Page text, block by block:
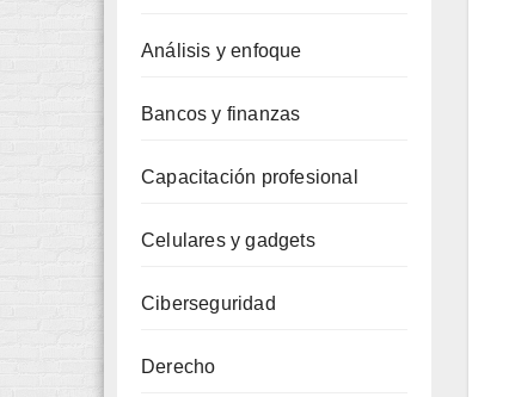
Análisis y enfoque
Bancos y finanzas
Capacitación profesional
Celulares y gadgets
Ciberseguridad
Derecho